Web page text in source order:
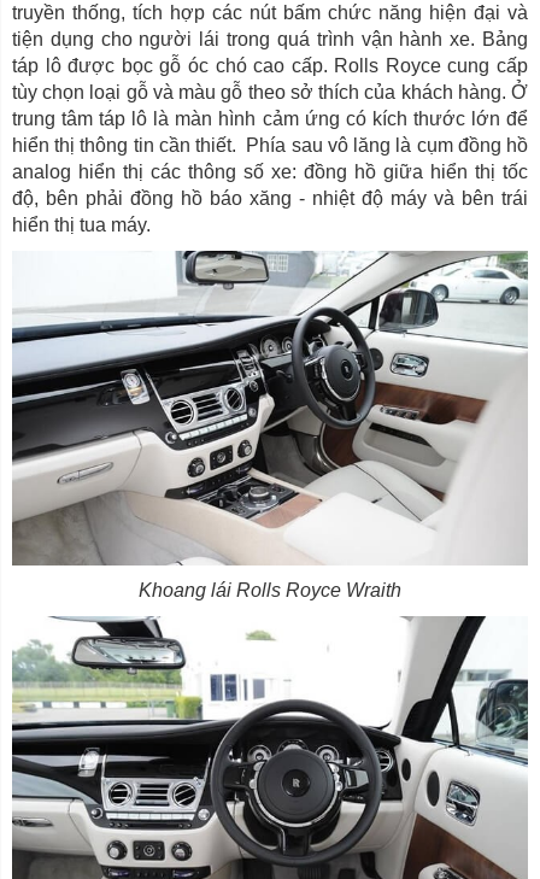
truyền thống, tích hợp các nút bấm chức năng hiện đại và
tiện dụng cho người lái trong quá trình vận hành xe. Bảng
táp lô được bọc gỗ óc chó cao cấp. Rolls Royce cung cấp
tùy chọn loại gỗ và màu gỗ theo sở thích của khách hàng. Ở
trung tâm táp lô là màn hình cảm ứng có kích thước lớn để
hiển thị thông tin cần thiết. Phía sau vô lăng là cụm đồng hồ
analog hiển thị các thông số xe: đồng hồ giữa hiển thị tốc
độ, bên phải đồng hồ báo xăng - nhiệt độ máy và bên trái
hiển thị tua máy.
Khoang lái Rolls Royce Wraith